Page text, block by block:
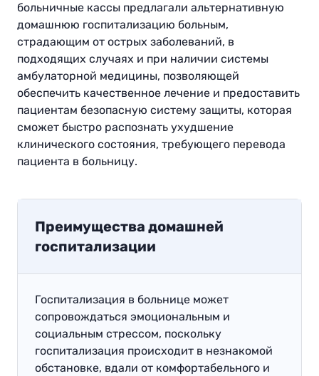
больничные кассы предлагали альтернативную
домашнюю госпитализацию больным,
страдающим от острых заболеваний, в
подходящих случаях и при наличии системы
амбулаторной медицины, позволяющей
обеспечить качественное лечение и предоставить
пациентам безопасную систему защиты, которая
сможет быстро распознать ухудшение
клинического состояния, требующего перевода
пациента в больницу.
Преимущества домашней
госпитализации
Госпитализация в больнице может
сопровождаться эмоциональным и
социальным стрессом, поскольку
госпитализация происходит в незнакомой
обстановке, вдали от комфортабельного и